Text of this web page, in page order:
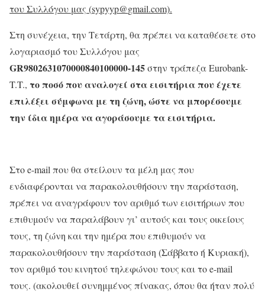
του Συλλόγου μας (sypyyp@gmail.com).
Στη συνέχεια, την Τετάρτη, θα πρέπει να καταθέσετε στο
λογαριασμό του Συλλόγου μας
GR9802631070000840100000-145στην τράπεζα Eurobank-
T.T., το ποσό που αναλογεί στα εισιτήρια που έχετε
επιλέξει σύμφωνα με τη ζώνη, ώστε να μπορέσουμε
την ίδια ημέρα να αγοράσουμε τα εισιτήρια.
Στο e-mail που θα στείλουν τα μέλη μας που
ενδιαφέρονται να παρακολουθήσουν την παράσταση,
πρέπει να αναγράφουν τον αριθμό των εισιτήριων που
επιθυμούν να παραλάβουν γι’ αυτούς και τους οικείους
τους, τη ζώνη και την ημέρα που επιθυμούν να
παρακολουθήσουν την παράσταση (Σάββατο ή Κυριακή),
τον αριθμό του κινητού τηλεφώνου τους και το e-mail
τους. (ακολουθεί συνημμένος πίνακας, όπου θα ήταν πολύ